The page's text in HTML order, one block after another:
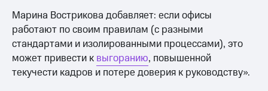
Марина Вострикова добавляет: если офисы
работают по своим правилам (с разными
стандартами и изолированными процессами), это
может привести к выгоранию, повышенной
текучести кадров и потере доверия к руководству».